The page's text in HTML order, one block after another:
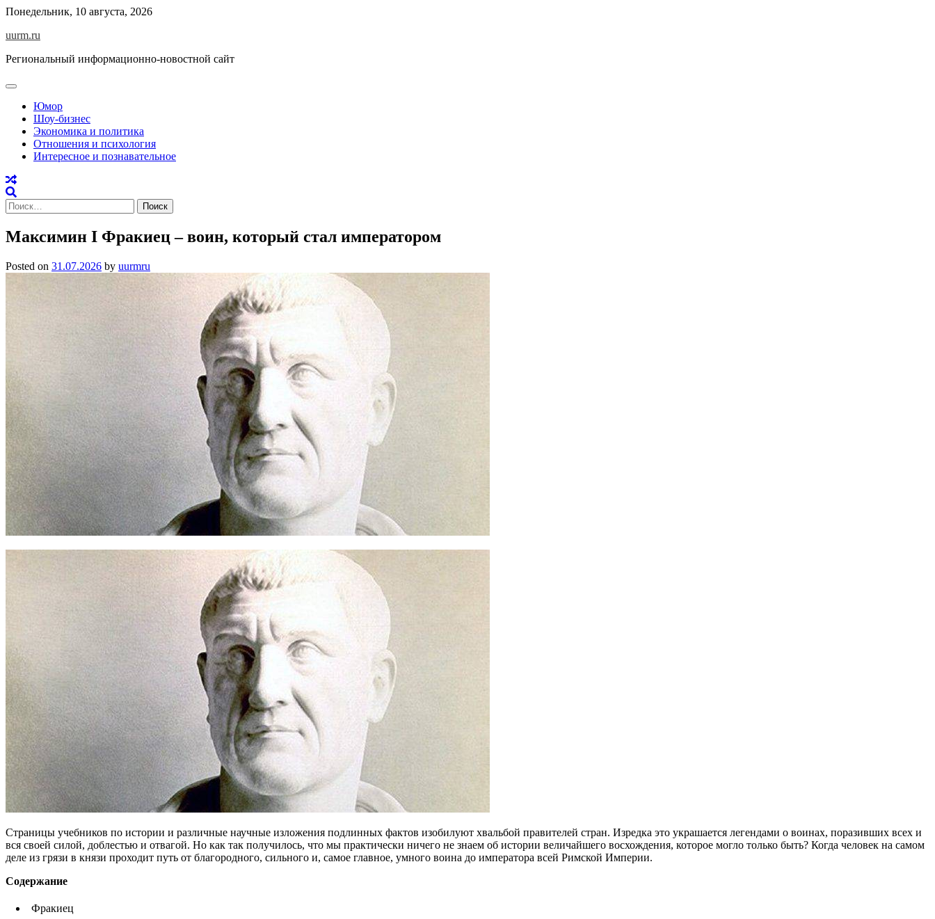
Skip
content
Понедельник, 10 августа, 2026
uurm.ru
Региональный информационно-новостной сайт
Юмор
Шоу-бизнес
Экономика и политика
Отношения и психология
Интересное и познавательное
Найти:
Максимин I Фракиец – воин, который стал императором
Posted on 31.07.2026 by uurmru
Страницы учебников по истории и различные научные изложения подлинных фактов изобилуют хвальбой правителей стран. Изредка это украшается легендами о воинах, поразивших всех и
вся своей силой, доблестью и отвагой. Но как так получилось, что мы практически ничего не знаем об истории величайшего восхождения, которое могло только быть? Когда человек на самом
деле из грязи в князи проходит путь от благородного, сильного и, самое главное, умного воина до императора всей Римской Империи.
Содержание
Фракиец